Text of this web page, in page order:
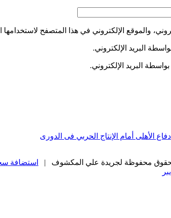
والموقع الإلكتروني في هذا المتصفح لاستخدامها
البريد الإلكتروني.
البريد الإلكتروني.
الأهلى أمام الإنتاج الحربي فى الدورى
استضافة